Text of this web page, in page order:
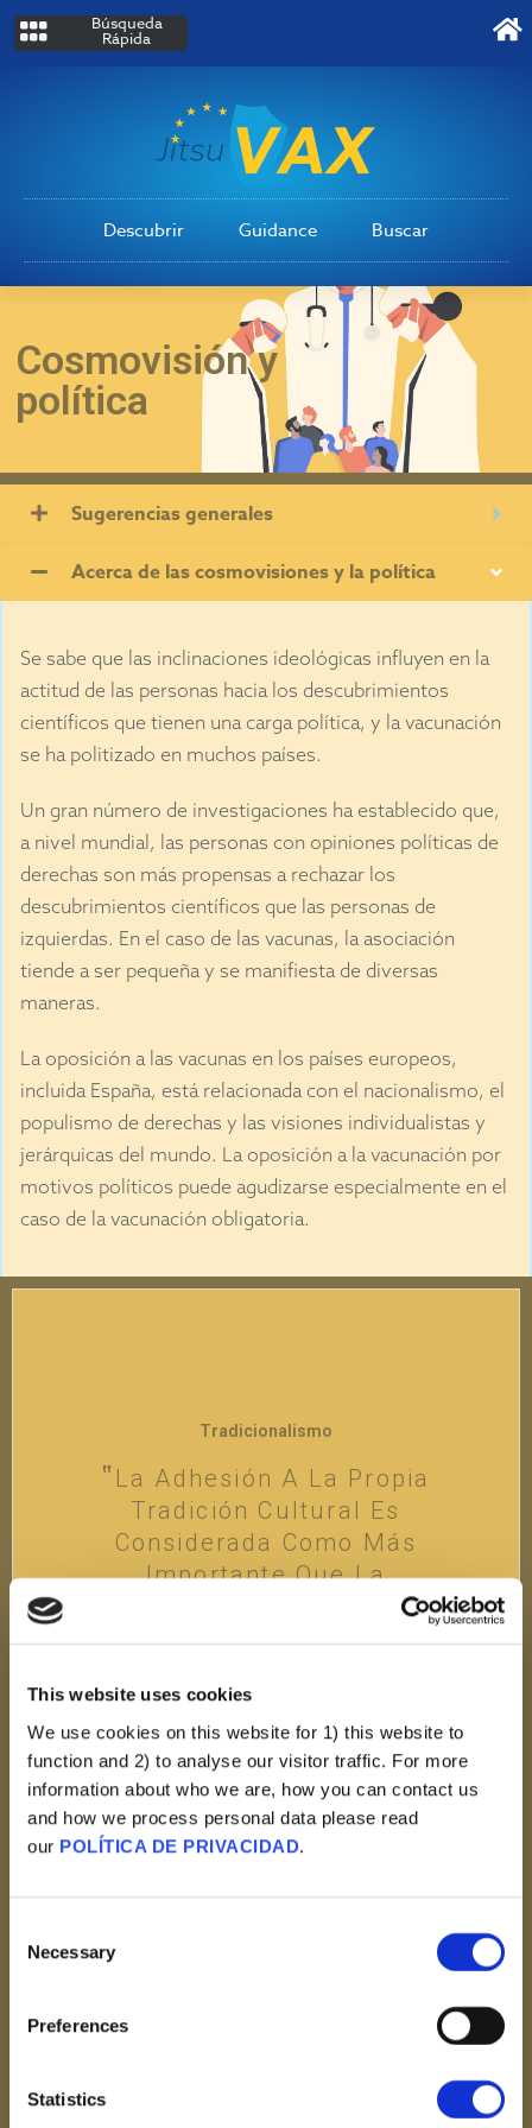
This website uses cookies
We use cookies on this website for 1) this website to
function and 2) to analyse our visitor traffic. For more
information about who we are, how you can contact us
and how we process personal data please read
our POLÍTICA DE PRIVACIDAD.
Selection
Necessary
Preferences
Statistics
Búsqueda
Rápida
Descubrir Guidance Buscar
Cosmovisión y
política
Sugerencias generales
Acerca de las cosmovisiones y la política
Se sabe que las inclinaciones ideológicas influyen en la
actitud de las personas hacia los descubrimientos
científicos que tienen una carga política, y la vacunación
se ha politizado en muchos países.
Un gran número de investigaciones ha establecido que,
a nivel mundial, las personas con opiniones políticas de
derechas son más propensas a rechazar los
descubrimientos científicos que las personas de
izquierdas. En el caso de las vacunas, la asociación
tiende a ser pequeña y se manifiesta de diversas
maneras.
La oposición a las vacunas en los países europeos,
incluida España, está relacionada con el nacionalismo, el
populismo de derechas y las visiones individualistas y
jerárquicas del mundo. La oposición a la vacunación por
motivos políticos puede agudizarse especialmente en el
caso de la vacunación obligatoria.
Tradicionalismo
La Adhesión A La Propia
Tradición Cultural Es
Considerada Como Más
Importante Que La
Como Pertenecientes A Una